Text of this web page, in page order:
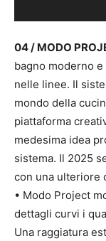
04 / MODO
bagno moderno
nelle linee. Il
mondo della
piattaforma
medesima idea
sistema. Il 2025
con una ulteriore
• Modo Project
dettagli curvi i
Una raggiatura